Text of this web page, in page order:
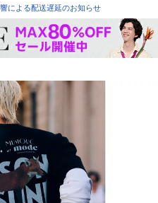
による配送遅延のお知らせ